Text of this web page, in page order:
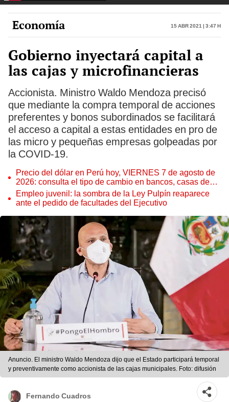
Petroperú | Sin Guion con
Rosa María Palacios
Economía 15 Abr 2021 | 3:47 h
Gobierno inyectará capital a
las cajas y microfinancieras
Accionista. Ministro Waldo Mendoza precisó
que mediante la compra temporal de acciones
preferentes y bonos subordinados se facilitará
el acceso a capital a estas entidades en pro de
las micro y pequeñas empresas golpeadas por
la COVID-19.
Precio del dólar en Perú hoy, VIERNES 7 de agosto de
2026: consulta el tipo de cambio en bancos, casas de
cambio y plataformas digitales
Empleo juvenil: la sombra de la Ley Pulpín reaparece
ante el pedido de facultades del Ejecutivo
Anuncio. El ministro Waldo Mendoza dijo que el Estado participará temporal
y preventivamente como accionista de las cajas municipales. Foto: difusión
Fernando Cuadros